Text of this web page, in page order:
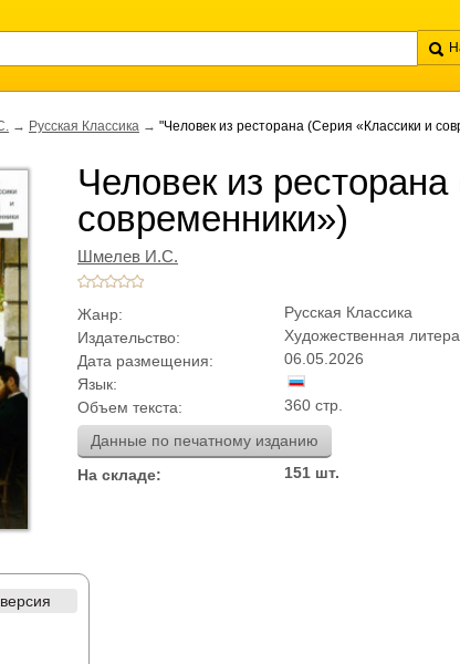
→ Русская Классика → "Человек из ресторана (Серия «Классики и
Человек из
современники»)
Шмелев И.С.
Жанр:
Русская Классика
Издательство:
Художественная
Дата размещения:
06.05.2026
Язык:
Объем текста:
360 стр.
Данные по печатному изданию
На складе:
151 шт.